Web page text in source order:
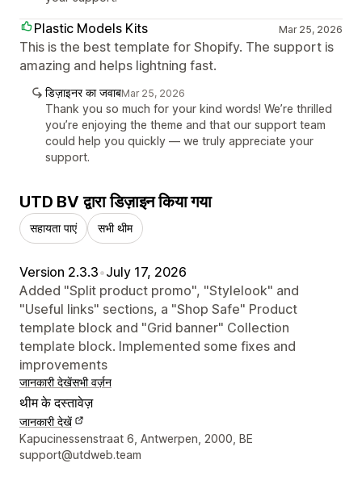
Plastic Models Kits Mar 25, 2026
This is the best template for Shopify. The support is
amazing and helps lightning fast.
डिज़ाइनर का जवाबMar 25, 2026
Thank you so much for your kind words! We’re thrilled
you’re enjoying the theme and that our support team
could help you quickly — we truly appreciate your
support.
UTD BV द्वारा डिज़ाइन किया गया
सहायता पाएं सभी थीम
Version 2.3.3•July 17, 2026
Added "Split product promo", "Stylelook" and
"Useful links" sections, a "Shop Safe" Product
template block and "Grid banner" Collection
template block. Implemented some fixes and
improvements
जानकारी देखेंसभी वर्ज़न
थीम के दस्तावेज़
जानकारी देखें
डिज़ाइनर के संपर्क की जानकारी
Kapucinessenstraat 6, Antwerpen, 2000, BE
support@utdweb.team